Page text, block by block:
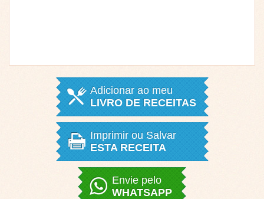
Adicionar ao meu
LIVRO DE RECEITAS
Imprimir ou Salvar
ESTA RECEITA
Envie pelo
WHATSAPP